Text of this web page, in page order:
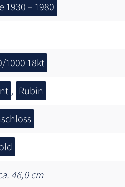
1930 – 1980
1000 18kt
, Rubin
46,0 cm